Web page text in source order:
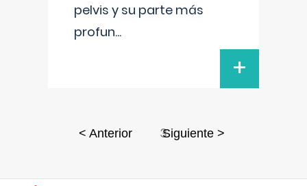
pelvis y su parte más
profun...
+
< Anterior 3Siguiente >